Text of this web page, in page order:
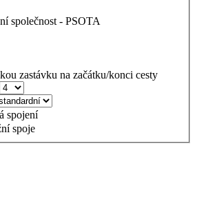
společnost - PSOTA
zastávku na začátku/konci cesty
spojení
spoje